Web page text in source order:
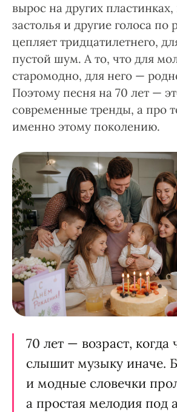
вырос на других
застолья и другие голоса по
цепляет тридцатилетнего,
пустой шум. А то, что для
старомодно, для него —
Поэтому песня на 70 лет —
современные тренды, а про
именно этому поколению.
70 лет — возраст, когда
слышит музыку иначе.
и модные словечки
а простая мелодия под